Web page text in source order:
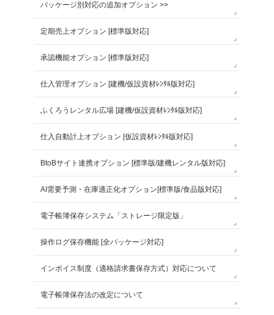
パッケージ別対応の追加オプション >>
定期売上オプション [標準版対応]
承認機能オプション [標準版対応]
仕入管理オプション [建機/仮設資材ﾚﾝﾀﾙ版対応]
ふくろうレンタル広場 [建機/仮設資材ﾚﾝﾀﾙ版対応]
仕入自動計上オプション [仮設資材ﾚﾝﾀﾙ版対応]
BtoBサイト連携オプション [標準版/建機レンタル版対応]
AI需要予測・在庫適正化オプション[標準版/食品版対応]
電子帳簿保存システム「ストレージ限定版」
操作ログ保存機能 [全パッケージ対応]
インボイス制度（適格請求書保存方式）対応について
電子帳簿保存法の改定について